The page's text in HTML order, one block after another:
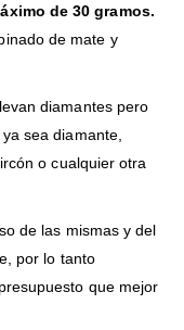
de 30 gramos.
de mate y
diamantes pero
sea diamante,
o cualquier otra
de las mismas y del
por lo tanto
que mejor